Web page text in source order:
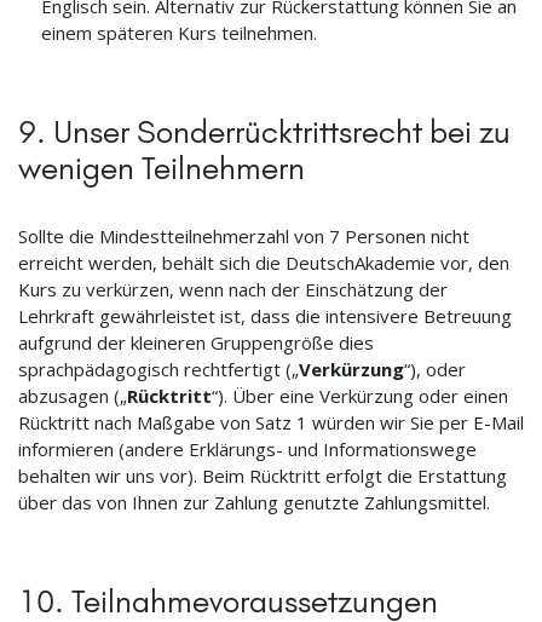
Englisch sein. Alternativ zur Rückerstattung können Sie an
einem späteren Kurs teilnehmen.
9. Unser Sonderrücktrittsrecht bei zu
wenigen Teilnehmern
Sollte die Mindestteilnehmerzahl von 7 Personen nicht
erreicht werden, behält sich die DeutschAkademie vor, den
Kurs zu verkürzen, wenn nach der Einschätzung der
Lehrkraft gewährleistet ist, dass die intensivere Betreuung
aufgrund der kleineren Gruppengröße dies
sprachpädagogisch rechtfertigt („Verkürzung“), oder
abzusagen („Rücktritt“). Über eine Verkürzung oder einen
Rücktritt nach Maßgabe von Satz 1 würden wir Sie per E-Mail
informieren (andere Erklärungs- und Informationswege
behalten wir uns vor). Beim Rücktritt erfolgt die Erstattung
über das von Ihnen zur Zahlung genutzte Zahlungsmittel.
10. Teilnahmevoraussetzungen